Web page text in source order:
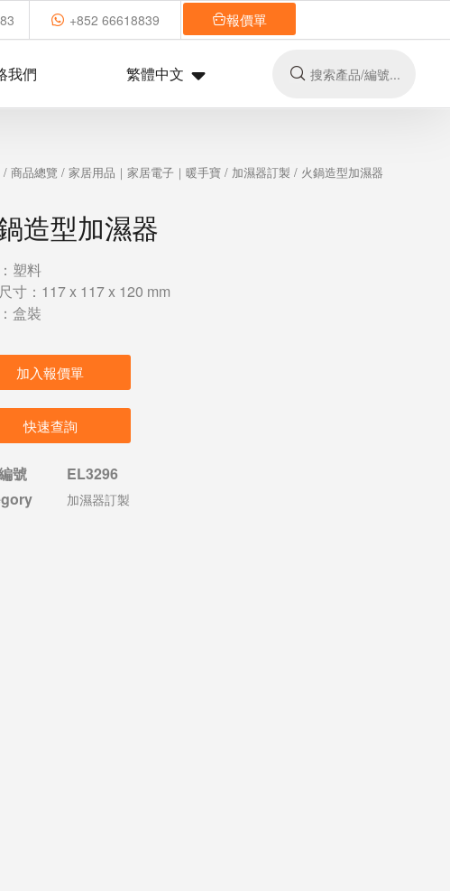
+852 66618839 報價單
我們 繁體中文
/商品總覽 /家居用品｜家居電子｜暖手寶 / 加濕器訂製 / 火鍋造型加濕器
造型加濕器
塑料
寸：117 x 117 x 120 mm
盒裝
加入報價單
快速查詢
號
EL3296
加濕器訂製